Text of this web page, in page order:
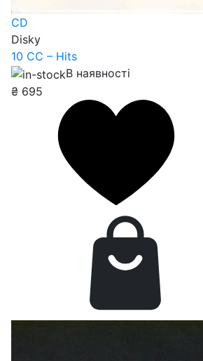
CD
Disky
10 CC – Hits
В наявності
₴ 695